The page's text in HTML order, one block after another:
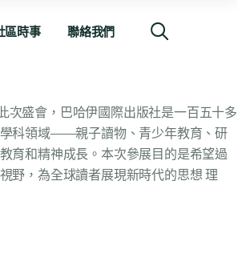
區時事 聯絡我們
次盛會，巴哈伊國際出版社是一百五十多
學科領域——親子讀物、青少年教育、研
育和精神成長。本次參展目的是希望過
野，為全球讀者展現新時代的思想 理